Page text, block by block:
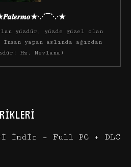
yüzdür, yüzde güzel olan
insan yapan aslında ağızdan
Hz. Mevlana)
İndir – Full PC + DLC